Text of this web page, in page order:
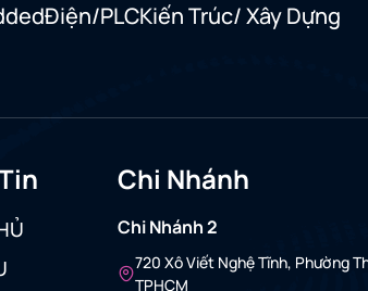
Điện/PLCKiến Trúc/ Xây Dựng
Chi Nhánh
Chi Nhánh 2
720 Xô Viết Nghệ Tĩnh, Phường
TPHCM